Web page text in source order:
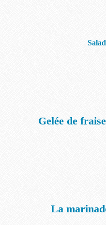
Gelée de
La